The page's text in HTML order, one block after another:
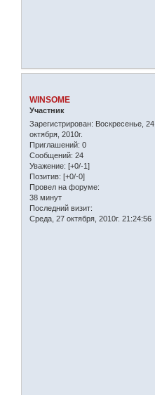
WINSOME
Участник
Зарегистрирован: Воскресенье, 24
октября, 2010г.
Приглашений: 0
Сообщений: 24
Уважение: [+0/-1]
Позитив: [+0/-0]
Провел на форуме:
38 минут
Последний визит:
Среда, 27 октября, 2010г. 21:24:56